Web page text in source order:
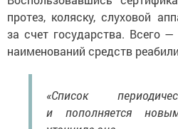
протез, коляску, слуховой
за счет государства. Всего
наименований средств
«Список
и пополняется